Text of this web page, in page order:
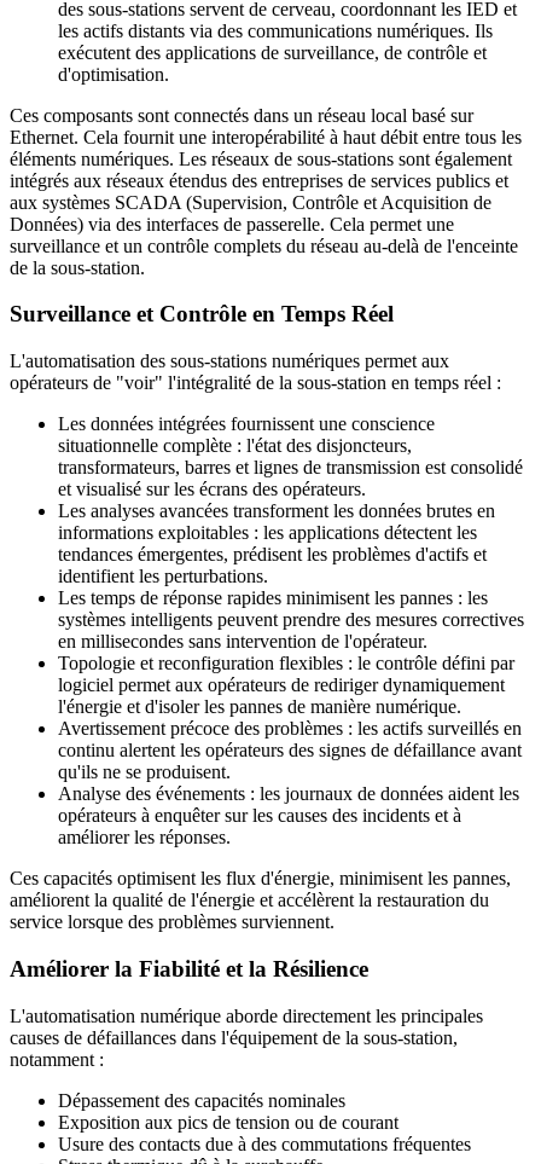
des sous-stations servent de cerveau, coordonnant les IED et
les actifs distants via des communications numériques. Ils
exécutent des applications de surveillance, de contrôle et
d'optimisation.
Ces composants sont connectés dans un réseau local basé sur
Ethernet. Cela fournit une interopérabilité à haut débit entre tous les
éléments numériques. Les réseaux de sous-stations sont également
intégrés aux réseaux étendus des entreprises de services publics et
aux systèmes SCADA (Supervision, Contrôle et Acquisition de
Données) via des interfaces de passerelle. Cela permet une
surveillance et un contrôle complets du réseau au-delà de l'enceinte
de la sous-station.
Surveillance et Contrôle en Temps Réel
L'automatisation des sous-stations numériques permet aux
opérateurs de "voir" l'intégralité de la sous-station en temps réel :
Les données intégrées fournissent une conscience
situationnelle complète : l'état des disjoncteurs,
transformateurs, barres et lignes de transmission est consolidé
et visualisé sur les écrans des opérateurs.
Les analyses avancées transforment les données brutes en
informations exploitables : les applications détectent les
tendances émergentes, prédisent les problèmes d'actifs et
identifient les perturbations.
Les temps de réponse rapides minimisent les pannes : les
systèmes intelligents peuvent prendre des mesures correctives
en millisecondes sans intervention de l'opérateur.
Topologie et reconfiguration flexibles : le contrôle défini par
logiciel permet aux opérateurs de rediriger dynamiquement
l'énergie et d'isoler les pannes de manière numérique.
Avertissement précoce des problèmes : les actifs surveillés en
continu alertent les opérateurs des signes de défaillance avant
qu'ils ne se produisent.
Analyse des événements : les journaux de données aident les
opérateurs à enquêter sur les causes des incidents et à
améliorer les réponses.
Ces capacités optimisent les flux d'énergie, minimisent les pannes,
améliorent la qualité de l'énergie et accélèrent la restauration du
service lorsque des problèmes surviennent.
Améliorer la Fiabilité et la Résilience
L'automatisation numérique aborde directement les principales
causes de défaillances dans l'équipement de la sous-station,
notamment :
Dépassement des capacités nominales
Exposition aux pics de tension ou de courant
Usure des contacts due à des commutations fréquentes